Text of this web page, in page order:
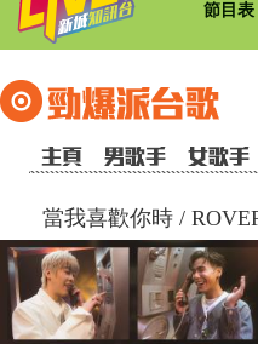
節目表
當我喜歡你時 /